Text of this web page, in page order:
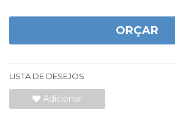
ORÇAR
LISTA DE DESEJOS
Adicionar